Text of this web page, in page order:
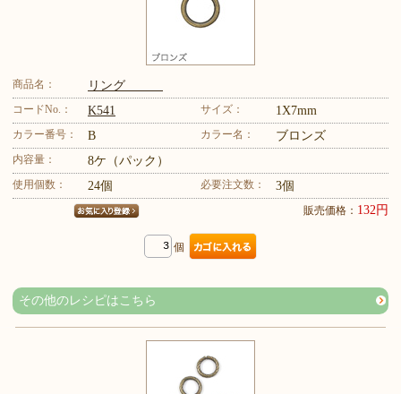
商品名： リング
コードNo.： K541 サイズ： 1X7mm
カラー番号： B カラー名： ブロンズ
内容量： 8ケ（パック）
使用個数： 24個 必要注文数： 3個
販売価格： 132円
個
その他のレシピはこちら